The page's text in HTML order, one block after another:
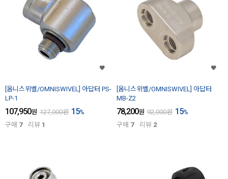
[옴니스위벨/OMNISWIVEL] 아답터 PS-
LP-1
107,950원 127,000원 15%
구매 7 리뷰 1
[옴니스위벨/OMNISWIVEL] 아답터
MB-Z2
78,200원 92,000원 15%
구매 7 리뷰 2